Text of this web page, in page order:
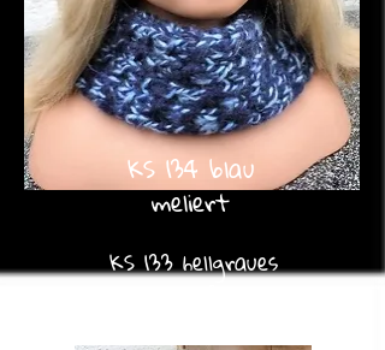
KS 134 blau
meliert
KS 133 hellgraues